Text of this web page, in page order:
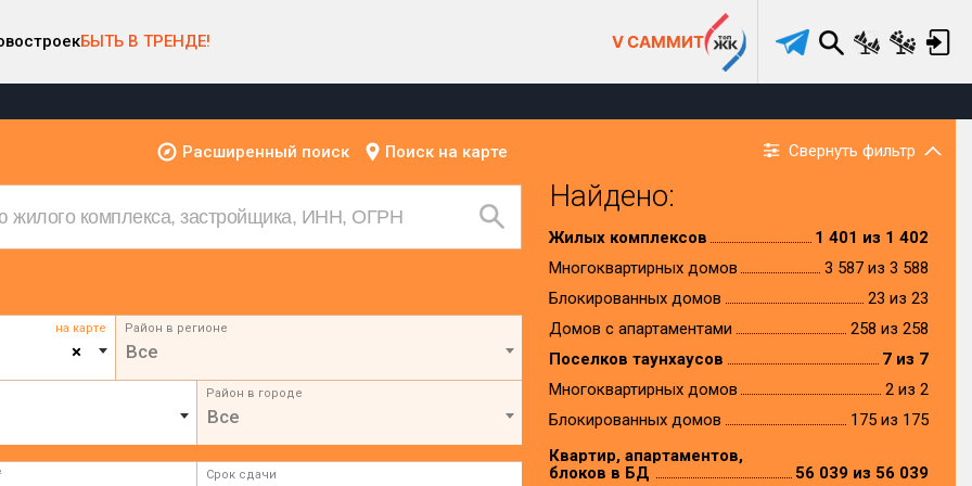
БЫТЬ В ТРЕНДЕ! V САММИТ
Расширенный поиск Поиск на карте Свернуть фильтр
на карте
×
Район в регионе
Все
Район в городе
Все
Срок сдачи
Найдено:
Жилых комплексов
1 401 из 1 402
Многоквартирных домов
3 587 из 3 588
Блокированных домов
23 из 23
Домов с апартаментами
258 из 258
Поселков таунхаусов
7 из 7
Многоквартирных домов
2 из 2
Блокированных домов
175 из 175
Квартир, апартаментов,
блоков в БД
56 039 из 56 039